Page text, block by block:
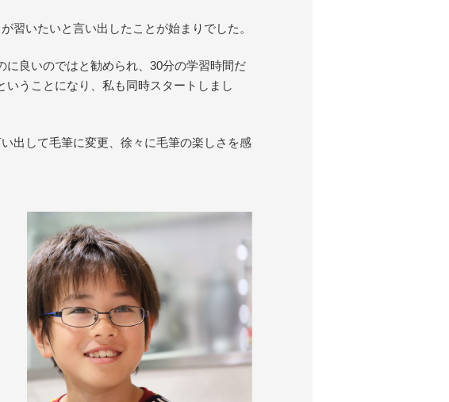
習いたいと言い出したことが始まりでした。
良いのではと勧められ、30分の学習時間だ
うことになり、私も同時スタートしまし
出して毛筆に変更、徐々に毛筆の楽しさを感